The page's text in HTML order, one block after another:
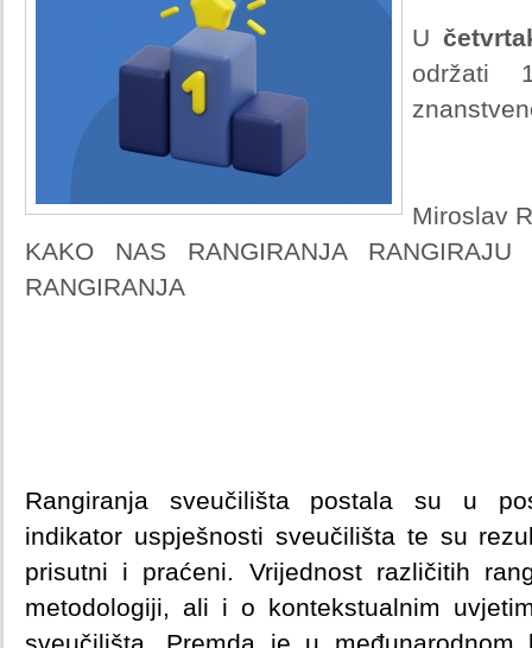
U
održati
Miroslav
KAKO NAS RANGIRANJA
RANGIRANJA
Rangiranja sveučilišta postala su u
indikator uspješnosti sveučilišta te su
prisutni i praćeni. Vrijednost različitih
metodologiji, ali i o kontekstualnim